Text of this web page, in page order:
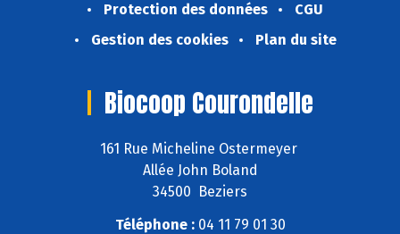
Protection des données
CGU
Gestion des cookies
Plan du site
Biocoop Courondelle
161 Rue Micheline Ostermeyer
Allée John Boland
34500 Beziers
Téléphone :04 11 79 01 30